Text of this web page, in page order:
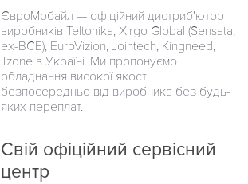
ЄвроМобайл — офіційний дистриб'ютор
виробників Teltonika, Xirgo Global (Sensata,
ex-BCE), EuroVizion, Jointech, Kingneed,
Tzone в Україні. Ми пропонуємо
обладнання високої якості
безпосередньо від виробника без будь-
яких переплат.
Свій офіційний сервісний
центр